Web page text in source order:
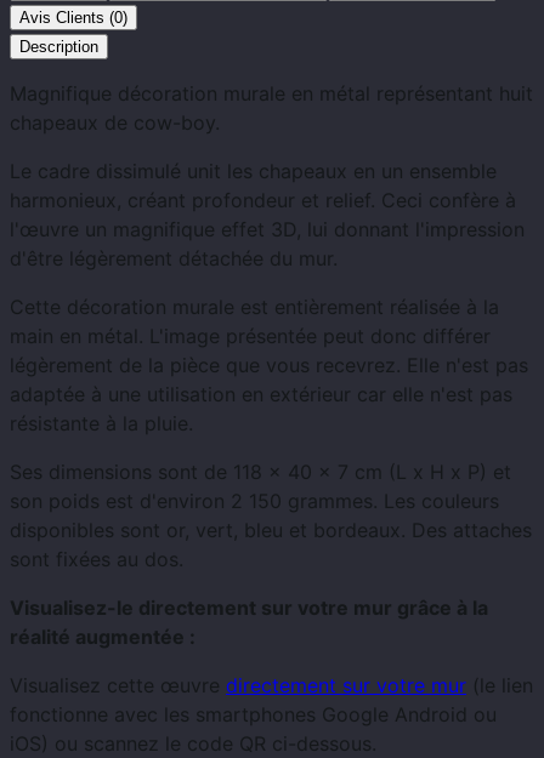
Avis Clients (0)
Description
Magnifique décoration murale en métal représentant huit
chapeaux de cow-boy.
Le cadre dissimulé unit les chapeaux en un ensemble
harmonieux, créant profondeur et relief. Ceci confère à
l'œuvre un magnifique effet 3D, lui donnant l'impression
d'être légèrement détachée du mur.
Cette décoration murale est entièrement réalisée à la
main en métal. L'image présentée peut donc différer
légèrement de la pièce que vous recevrez. Elle n'est pas
adaptée à une utilisation en extérieur car elle n'est pas
résistante à la pluie.
Ses dimensions sont de 118 x 40 x 7 cm (L x H x P) et
son poids est d'environ 2 150 grammes. Les couleurs
disponibles sont or, vert, bleu et bordeaux. Des attaches
sont fixées au dos.
Visualisez-le directement sur votre mur grâce à la
réalité augmentée :
Visualisez cette œuvre directement sur votre mur (le lien
fonctionne avec les smartphones Google Android ou
iOS) ou scannez le code QR ci-dessous.